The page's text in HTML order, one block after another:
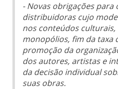
- Novas obrigações para
distribuidoras cujo
nos conteúdos culturais,
monopólios, fim da taxa
promoção da
dos autores, artistas e
da decisão individual
suas obras.